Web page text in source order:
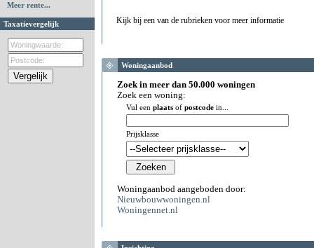
Meer rente...
Taxatievergelijk Kijk bij een van de rubrieken voor meer informatie
Woningaanbod
Zoek in meer dan 50.000 woningen
Zoek een woning:
Vul een plaats of postcode in...
Prijsklasse
Woningaanbod aangeboden door:
Nieuwbouwwoningen.nl
Woningennet.nl